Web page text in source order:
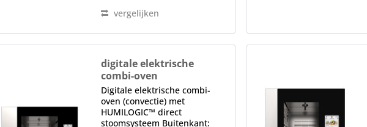
vergelijken
digitale elektrische
combi-oven
MKF 511 TS
Digitale elektrische combi-
oven (convectie) met
HUMILOGIC™ direct
stoomsysteem Buitenkant: